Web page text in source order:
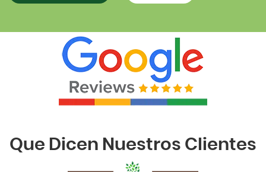
Que Dicen Nuestros Clientes